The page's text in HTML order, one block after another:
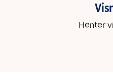
Henter